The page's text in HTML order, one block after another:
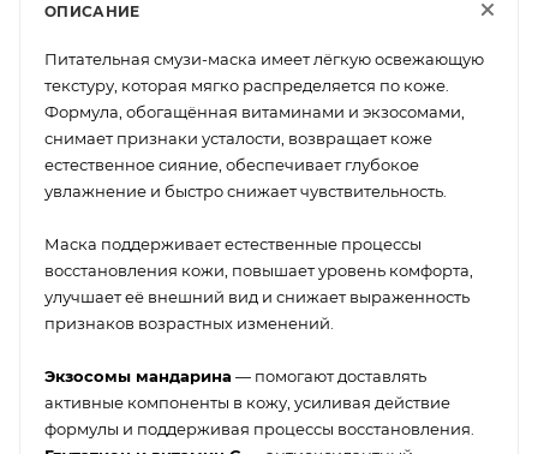
ОПИСАНИЕ
Питательная смузи-маска имеет лёгкую освежающую
текстуру, которая мягко распределяется по коже.
Формула, обогащённая витаминами и экзосомами,
снимает признаки усталости, возвращает коже
естественное сияние, обеспечивает глубокое
увлажнение и быстро снижает чувствительность.
Маска поддерживает естественные процессы
восстановления кожи, повышает уровень комфорта,
улучшает её внешний вид и снижает выраженность
признаков возрастных изменений.
Экзосомы мандарина — помогают доставлять
активные компоненты в кожу, усиливая действие
формулы и поддерживая процессы восстановления.